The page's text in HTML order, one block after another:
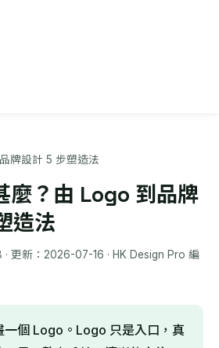
品牌設計 5 步塑造法
麼？由 Logo 到品牌
造法
· 更新： 2026-07-16 · HK Design Pro 編
一個 Logo。Logo 只是入口，真